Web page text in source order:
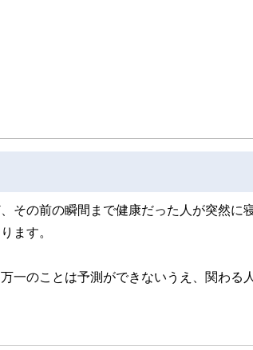
その前の瞬間まで健康だった人が突然に
ます。
一のことは予測ができないうえ、関わる